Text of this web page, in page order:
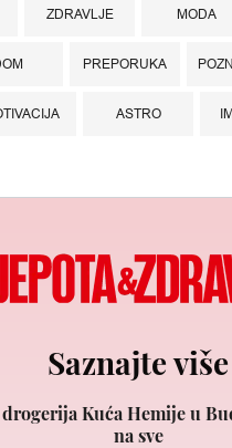
ZDRAVLJE MODA
PREPORUKA
ASTRO
Saznajte više
Kuća Hemije u
na sve